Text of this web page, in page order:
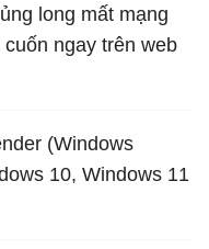
long mất mạng
ngay trên web
(Windows
10, Windows 11